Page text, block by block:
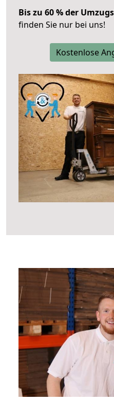
Bis zu 60 % der
finden Sie nur bei uns!
Kostenlose